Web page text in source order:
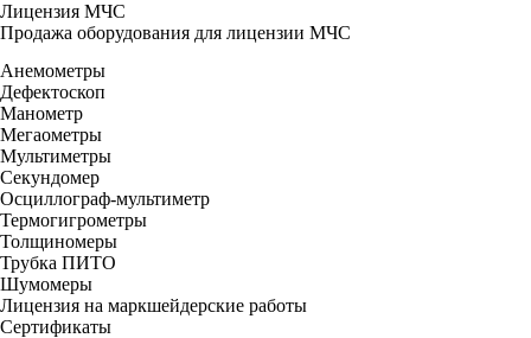
Лицензия МЧС
Продажа оборудования для лицензии МЧС
Анемометры
Дефектоскоп
Манометр
Мегаометры
Мультиметры
Секундомер
Осциллограф-мультиметр
Термогигрометры
Толщиномеры
Трубка ПИТО
Шумомеры
Лицензия на маркшейдерские работы
Сертификаты